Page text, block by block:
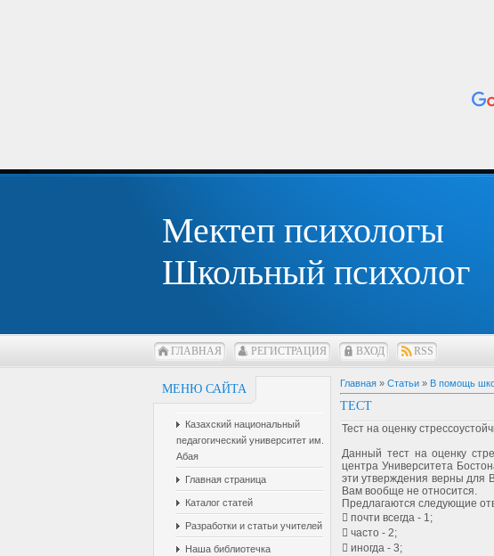
Мектеп психологы
Школьный психолог
ГЛАВНАЯ РЕГИСТРАЦИЯ ВХОД RSS
МЕНЮ САЙТА
Казахский национальный
педагогический университет им.
Абая
Главная страница
Каталог статей
Разработки и статьи учителей
Наша библиотечка
Главная » Статьи » В помощь
ТЕСТ
Тест на оценку
Данный тест на оценку
центра Университета
эти утверждения верны для
Вам вообще не относится.
Предлагаются следующие
 почти всегда - 1;
 часто - 2;
 иногда - 3;